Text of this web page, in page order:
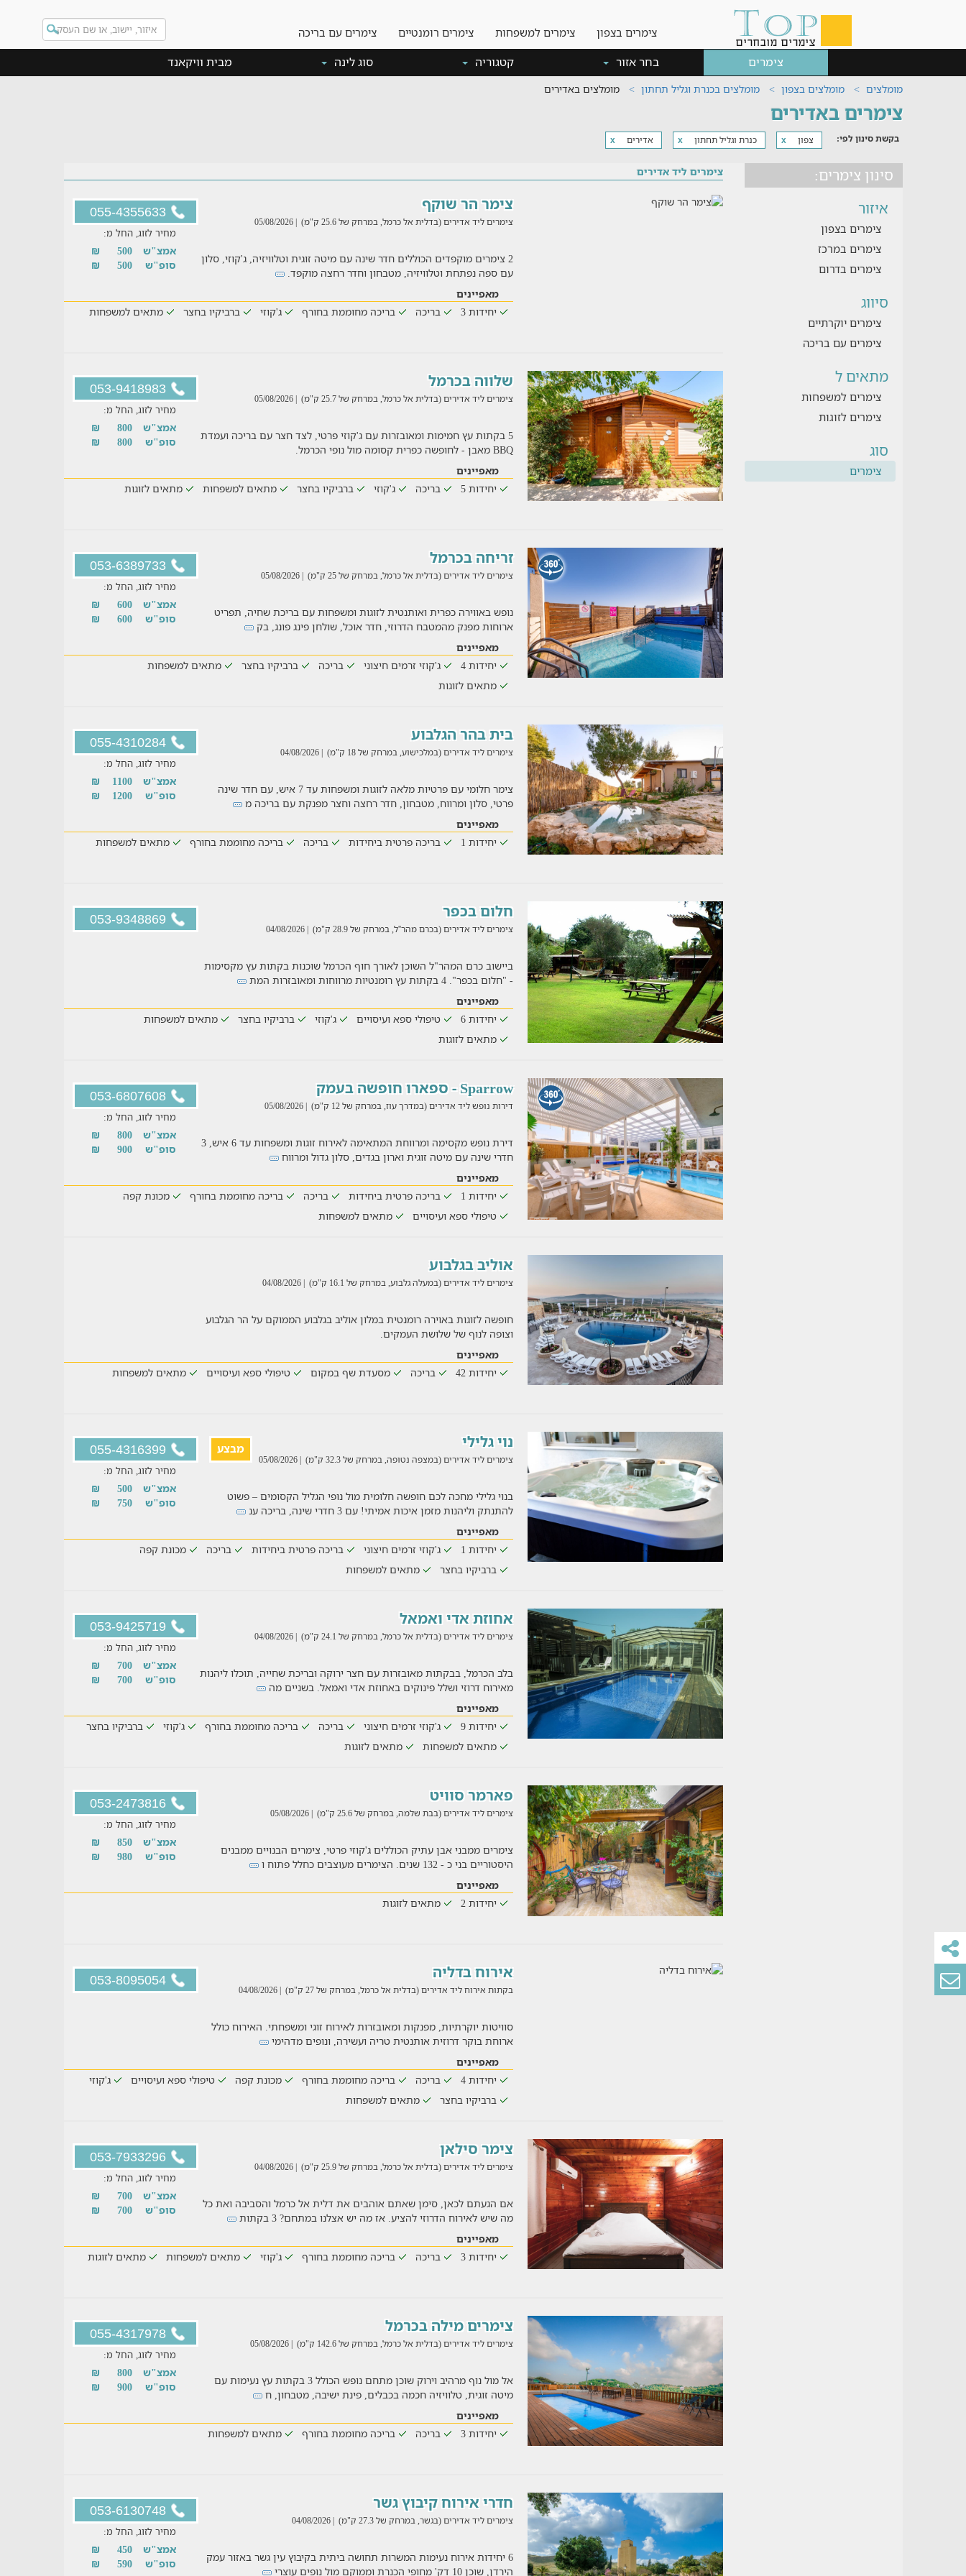
צימרים בצפון צימרים למשפחות צימרים רומנטיים צימרים עם בריכה
צימרים בחר אזור קטגוריה סוג לינה מבית וויקאנד
מומלצים מומלצים בצפון מומלצים בכנרת וגליל תחתון מומלצים באדירים
צימרים באדירים
בקשת סינון לפי: x צפון x כנרת וגליל תחתון x אדירים
סינון צימרים:
איזור
צימרים בצפון
צימרים במרכז
צימרים בדרום
סיווג
צימרים יוקרתיים
צימרים עם בריכה
מתאים ל
צימרים למשפחות
צימרים לזוגות
סוג
צימרים
צימרים ליד אדירים
055-4355633 צימר הר שוקף
צימרים ליד אדירים (בדלית אל כרמל, במרחק של 25.6 ק"מ) | 05/08/2026
2 צימרים מוקפדים הכוללים חדר שינה עם מיטה זוגית וטלוויזיה, ג'קוזי, סלון
עם ספה נפתחת וטלוויזיה, מטבחון וחדר רחצה מוקפד.
מחיר לזוג, החל מ:
אמצ"ש 500
₪
סופ"ש
500
₪
מאפיינים
יחידות 3
בריכה בריכה מחוממת בחורף ג'קוזי ברביקיו בחצר מתאים למשפחות
053-9418983 שלווה בכרמל
צימרים ליד אדירים (בדלית אל כרמל, במרחק של 25.7 ק"מ) | 05/08/2026
5 בקתות עץ חמימות ומאובזרות עם ג'קוזי פרטי, לצד חצר עם בריכה ועמדת
BBQ מאבן - לחופשה כפרית קסומה מול נופי הכרמל.
מחיר לזוג, החל מ:
אמצ"ש 800
₪
סופ"ש
800
₪
מאפיינים
יחידות 5
בריכה ג'קוזי ברביקיו בחצר מתאים למשפחות מתאים לזוגות
053-6389733 זריחה בכרמל
צימרים ליד אדירים (בדלית אל כרמל, במרחק של 25 ק"מ) | 05/08/2026
נופש באווירה כפרית ואותנטית לזוגות ומשפחות עם בריכת שחיה, תפריט
ארוחות מפנק מהמטבח הדרוזי, חדר אוכל, שולחן פינג פונג, בק
מחיר לזוג, החל מ:
אמצ"ש 600
₪
סופ"ש
600
₪
מאפיינים
יחידות 4
ג'קוזי זרמים חיצוני בריכה ברביקיו בחצר
מתאים למשפחות
מתאים לזוגות
055-4310284 בית בהר הגלבוע
צימרים ליד אדירים (במלכישוע, במרחק של 18 ק"מ) | 04/08/2026
צימר חלומי עם פרטיות מלאה לזוגות ומשפחות עד 7 איש, עם חדר שינה
פרטי, סלון ומרווח, מטבחון, חדר רחצה וחצר מפנקת עם בריכה מ
מחיר לזוג, החל מ:
אמצ"ש 1100
₪
סופ"ש
1200
₪
מאפיינים
יחידות 1
בריכה פרטית ביחידות בריכה בריכה מחוממת בחורף מתאים למשפחות
053-9348869 חלום בכפר
צימרים ליד אדירים (בכרם מהר''ל, במרחק של 28.9 ק"מ) | 04/08/2026
ביישוב כרם המהר"ל השוכן לאורך חוף הכרמל שוכנות בקתות עץ מקסימות
- "חלום בכפר". 4 בקתות עץ רומנטיות מרווחות ומאובזרות המת
מאפיינים
יחידות 6
טיפולי ספא ועיסויים ג'קוזי ברביקיו בחצר
מתאים למשפחות
מתאים לזוגות
053-6807608 Sparrow - ספארו חופשה בעמק
דירות נופש ליד אדירים (במדרך עוז, במרחק של 12 ק"מ) | 05/08/2026
דירת נופש מקסימה ומרווחת המתאימה לאירוח זוגות ומשפחות עד 6 איש, 3
חדרי שינה עם מיטה זוגית וארון בגדים, סלון גדול ומרווח
מחיר לזוג, החל מ:
אמצ"ש 800
₪
סופ"ש
900
₪
מאפיינים
יחידות 1
בריכה פרטית ביחידות בריכה בריכה מחוממת בחורף
מכונת קפה
טיפולי ספא ועיסויים
מתאים למשפחות
אוליב בגלבוע
צימרים ליד אדירים (במעלה גלבוע, במרחק של 16.1 ק"מ) | 04/08/2026
חופשה לזוגות באוירה רומנטית במלון אוליב בגלבוע הממוקם על הר הגלבוע
וצופה לנוף של שלושת העמקים.
מאפיינים
יחידות 42
בריכה מסעדת שף במקום טיפולי ספא ועיסויים מתאים למשפחות
055-4316399 נוי גלילי
צימרים ליד אדירים (במצפה נטופה, במרחק של 32.3 ק"מ) | 05/08/2026
בנוי גלילי מחכה לכם חופשה חלומית מול נופי הגליל הקסומים – פשוט
להתנתק וליהנות מזמן איכות אמיתי! עם 3 חדרי שינה, בריכה ענ
מבצע
מחיר לזוג, החל מ:
אמצ"ש 500
₪
סופ"ש
750
₪
מאפיינים
יחידות 1
ג'קוזי זרמים חיצוני בריכה פרטית ביחידות בריכה
מכונת קפה
ברביקיו בחצר
מתאים למשפחות
053-9425719 אחוזת אדי ואמאל
צימרים ליד אדירים (בדלית אל כרמל, במרחק של 24.1 ק"מ) | 04/08/2026
בלב הכרמל, בבקתות מאובזרות עם חצר ירוקה ובריכת שחייה, תוכלו ליהנות
מאירוח דרוזי ושלל פינוקים באחוזת אדי ואמאל. בשניים מה
מחיר לזוג, החל מ:
אמצ"ש 700
₪
סופ"ש
700
₪
מאפיינים
יחידות 9
ג'קוזי זרמים חיצוני בריכה בריכה מחוממת בחורף ג'קוזי
ברביקיו בחצר
מתאים למשפחות
מתאים לזוגות
053-2473816 פארמר סוויט
צימרים ליד אדירים (בבת שלמה, במרחק של 25.6 ק"מ) | 05/08/2026
צימרים ממבני אבן עתיק הכוללים ג'קוזי פרטי, צימרים הבנויים ממבנים
היסטוריים בני כ - 132 שנים. הצימרים מעוצבים כחלל פתוח ו
מחיר לזוג, החל מ:
אמצ"ש 850
₪
סופ"ש
980
₪
מאפיינים
יחידות 2
מתאים לזוגות
053-8095054 אירוח בדליה
בקתות אירוח ליד אדירים (בדלית אל כרמל, במרחק של 27 ק"מ) | 04/08/2026
סוויטות יוקרתיות, מפנקות ומאובזרות לאירוח זוגי ומשפחתי. האירוח כולל
ארוחת בוקר דרוזית אותנטית טריה ועשירה, ונופים מדהימי
מאפיינים
יחידות 4
בריכה בריכה מחוממת בחורף מכונת קפה טיפולי ספא ועיסויים
ג'קוזי
ברביקיו בחצר
מתאים למשפחות
053-7933296 צימר סילאן
צימרים ליד אדירים (בדלית אל כרמל, במרחק של 25.9 ק"מ) | 04/08/2026
אם הגעתם לכאן, סימן שאתם אוהבים את דלית אל כרמל והסביבה ואת כל
מה שיש לאירוח הדרוזי להציע. אז מה יש אצלנו במתחם? 3 בקתות
מחיר לזוג, החל מ:
אמצ"ש 700
₪
סופ"ש
700
₪
מאפיינים
יחידות 3
בריכה בריכה מחוממת בחורף ג'קוזי מתאים למשפחות מתאים לזוגות
055-4317978 צימרים מילה בכרמל
צימרים ליד אדירים (בדלית אל כרמל, במרחק של 142.6 ק"מ) | 05/08/2026
אל מול נוף מרהיב וירוק שוכן מתחם נופש הכולל 3 בקתות עץ נעימות עם
מיטה זוגית, טלוויזיה חכמה בכבלים, פינת ישיבה, מטבחון, ח
מחיר לזוג, החל מ:
אמצ"ש 800
₪
סופ"ש
900
₪
מאפיינים
יחידות 3
בריכה בריכה מחוממת בחורף מתאים למשפחות
053-6130748 חדרי אירוח קיבוץ גשר
צימרים ליד אדירים (בגשר, במרחק של 27.3 ק"מ) | 04/08/2026
6 יחידות אירוח נעימות המשרות תחושה ביתית בקיבוץ עין גשר באזור עמק
הירדן, שוכן 10 דק' מחופי הכנרת וממוקם מול נופים עוצרי
מחיר לזוג, החל מ:
אמצ"ש 450
₪
סופ"ש
590
₪